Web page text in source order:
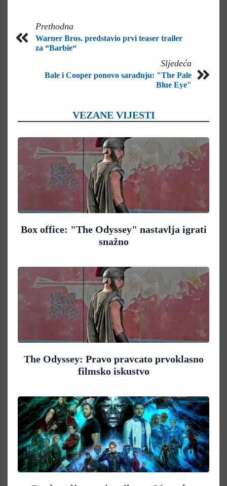
Prethodna
Warner Bros. predstavio prvi teaser trailer
za “Barbie“
Sljedeća
Bale i Cooper ponovo sarađuju: "The Pale
Blue Eye"
VEZANE VIJESTI
Box office: "The Odyssey" nastavlja igrati
snažno
The Odyssey: Pravo pravcato prvoklasno
filmsko iskustvo